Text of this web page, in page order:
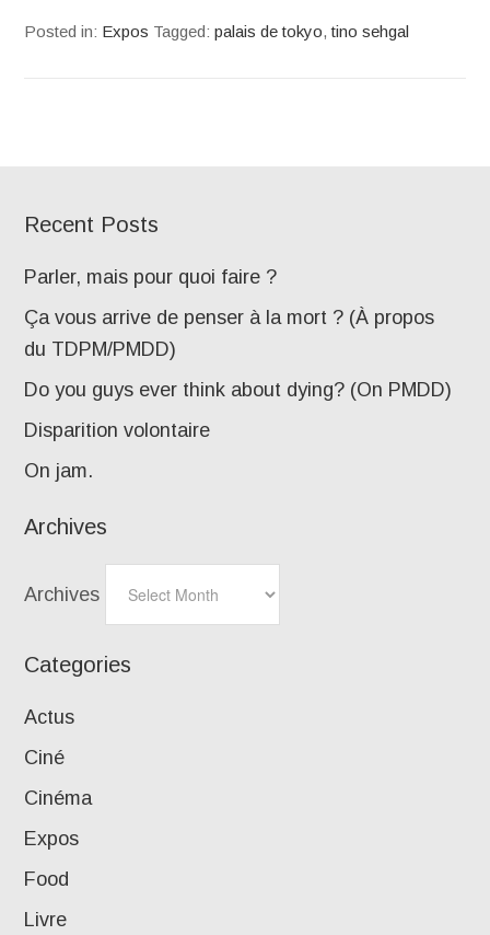
Posted in: Expos Tagged:palais de tokyo,tino sehgal
Recent Posts
Parler, mais pour quoi faire ?
Ça vous arrive de penser à la mort ? (À propos
du TDPM/PMDD)
Do you guys ever think about dying? (On PMDD)
Disparition volontaire
On jam.
Archives
Archives
Categories
Actus
Ciné
Cinéma
Expos
Food
Livre